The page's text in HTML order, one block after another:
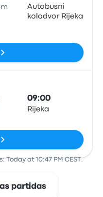
Autobusni
kolodvor Rijeka
09:00
Rijeka
at 10:47 PM CEST.
partidas